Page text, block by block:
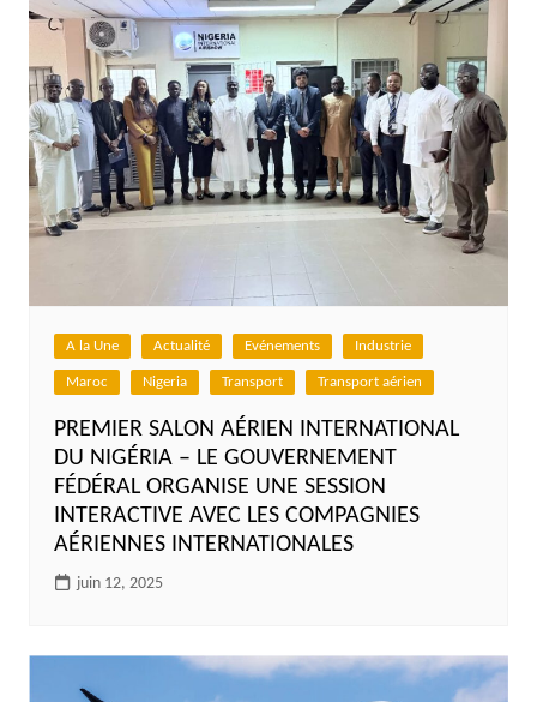
A la Une Actualité Evénements Industrie
Maroc Nigeria Transport Transport aérien
PREMIER SALON AÉRIEN INTERNATIONAL
DU NIGÉRIA – LE GOUVERNEMENT
FÉDÉRAL ORGANISE UNE SESSION
INTERACTIVE AVEC LES COMPAGNIES
AÉRIENNES INTERNATIONALES
juin 12, 2025